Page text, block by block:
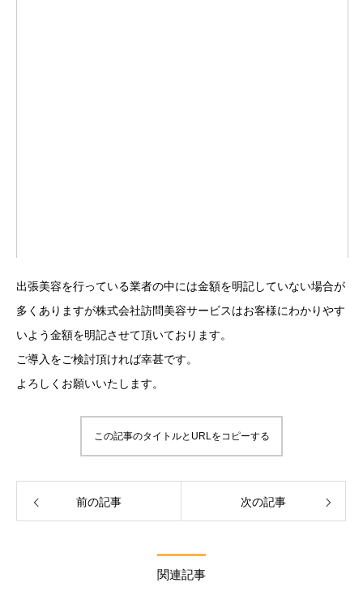
出張美容を行っている業者の中には金額を明記していない場合が
多くありますが株式会社訪問美容サービスはお客様にわかりやす
いよう金額を明記させて頂いております。
ご導入をご検討頂ければ幸甚です。
よろしくお願いいたします。
この記事のタイトルとURLをコピーする
前の記事 次の記事
関連記事